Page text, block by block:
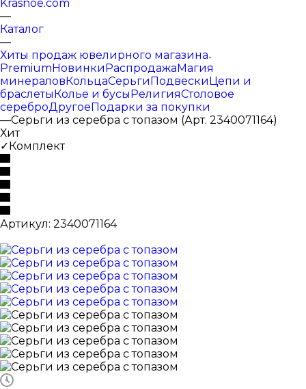
Krasnoe.com
—
Каталог
—
Хиты продаж ювелирного магазина
PremiumНовинкиРаспродажаМагия
минераловКольцаСерьгиПодвескиЦепи и
браслетыКолье и бусыРелигияСтоловое
сереброДругоеПодарки за покупки
—Серьги из серебра с топазом (Арт. 2340071164)
Хит
✓Комплект
Артикул: 2340071164